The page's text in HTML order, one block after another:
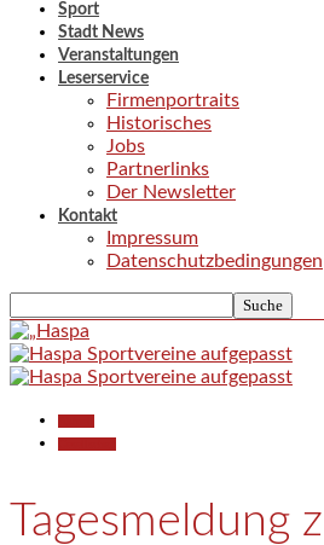
Sport
Stadt News
Veranstaltungen
Leserservice
Firmenportraits
Historisches
Jobs
Partnerlinks
Der Newsletter
Kontakt
Impressum
Datenschutzbedingungen
Tagesmeldung